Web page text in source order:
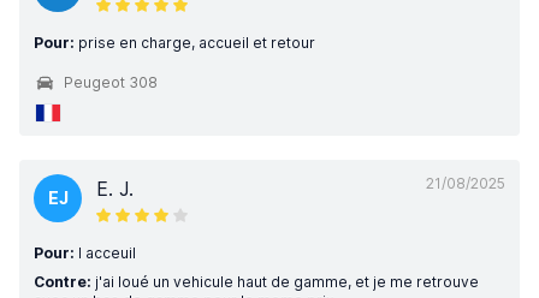
Pour: prise en charge, accueil et retour
Peugeot 308
21/08/2025
EJ E. J.
Pour: l acceuil
Contre: j'ai loué un vehicule haut de gamme, et je me retrouve